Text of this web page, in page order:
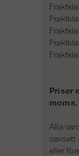
Priser
moms.
Alla
oavsett
eller